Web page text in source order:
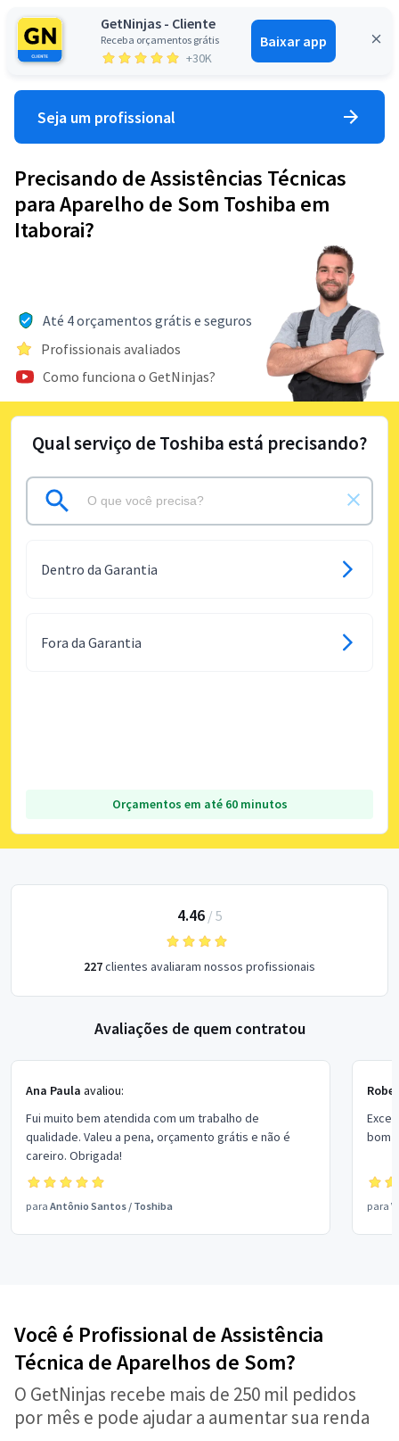
GetNinjas - Cliente
Receba orçamentos grátis
+30K
Baixar app
Entrar
Seja um profissional
Precisando de Assistências Técnicas
para Aparelho de Som Toshiba em
Itaborai?
Até 4 orçamentos grátis e seguros
Profissionais avaliados
Como funciona o GetNinjas?
Qual serviço de Toshiba está precisando?
Dentro da Garantia
Fora da Garantia
Orçamentos em até 60 minutos
4.46/ 5
227clientes avaliaram nossos profissionais
Avaliações de quem contratou
Ana Paula avaliou:
Fui muito bem atendida com um trabalho de
qualidade. Valeu a pena, orçamento grátis e não é
careiro. Obrigada!
para Antônio Santos / Toshiba
bom
para
Você é Profissional de Assistência
Técnica de Aparelhos de Som?
O GetNinjas recebe mais de 250 mil pedidos
por mês e pode ajudar a aumentar sua renda